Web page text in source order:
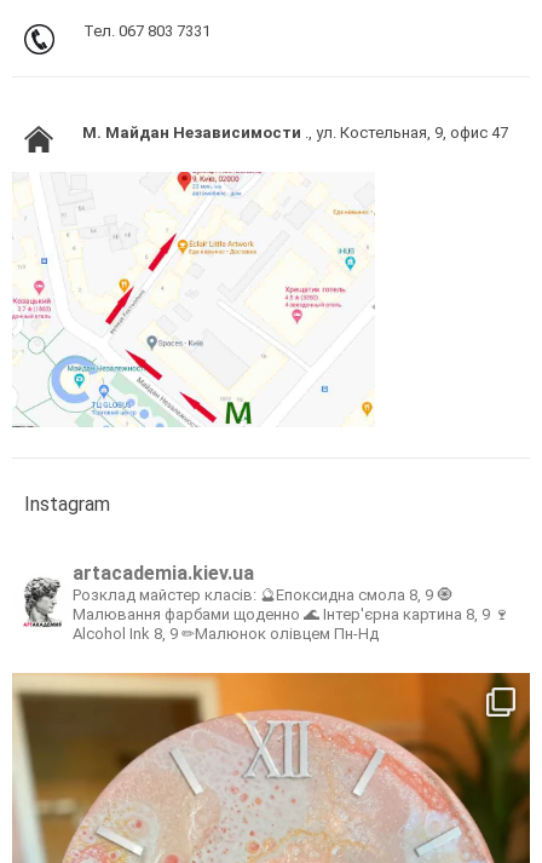
Тел. 067 803 7331
M. Майдан Независимости ., ул. Костельная, 9, офис 47
Instagram
artacademia.kiev.ua
Розклад майстер класів: 🔮Епоксидна смола 8, 9 🧿
Малювання фарбами щоденно 🌊 Інтер'єрна картина 8, 9 🍷
Alcohol Ink 8, 9 ✏Малюнок олівцем Пн-Нд